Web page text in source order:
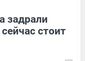
задрали
стоит